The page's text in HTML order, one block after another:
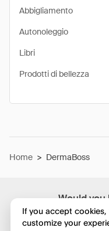
Would
Abbigliamento
Autonoleggio
Libri
Prodotti di bellezza
Home > DermaBoss
If you accept
customize your